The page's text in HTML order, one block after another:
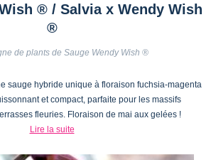
® / Salvia x Wendy Wish
®
de plants de Sauge Wendy Wish ®
sauge hybride unique à floraison fuchsia-magenta
et compact, parfaite pour les massifs
fleuries. Floraison de mai aux gelées !
Lire la suite